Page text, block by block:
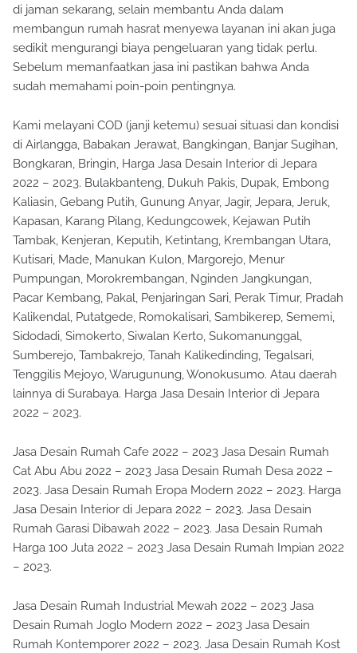
di jaman sekarang, selain membantu Anda dalam
membangun rumah hasrat menyewa layanan ini akan juga
sedikit mengurangi biaya pengeluaran yang tidak perlu.
Sebelum memanfaatkan jasa ini pastikan bahwa Anda
sudah memahami poin-poin pentingnya.
Kami melayani COD (janji ketemu) sesuai situasi dan kondisi
di Airlangga, Babakan Jerawat, Bangkingan, Banjar Sugihan,
Bongkaran, Bringin, Harga Jasa Desain Interior di Jepara
2022 – 2023. Bulakbanteng, Dukuh Pakis, Dupak, Embong
Kaliasin, Gebang Putih, Gunung Anyar, Jagir, Jepara, Jeruk,
Kapasan, Karang Pilang, Kedungcowek, Kejawan Putih
Tambak, Kenjeran, Keputih, Ketintang, Krembangan Utara,
Kutisari, Made, Manukan Kulon, Margorejo, Menur
Pumpungan, Morokrembangan, Nginden Jangkungan,
Pacar Kembang, Pakal, Penjaringan Sari, Perak Timur, Pradah
Kalikendal, Putatgede, Romokalisari, Sambikerep, Sememi,
Sidodadi, Simokerto, Siwalan Kerto, Sukomanunggal,
Sumberejo, Tambakrejo, Tanah Kalikedinding, Tegalsari,
Tenggilis Mejoyo, Warugunung, Wonokusumo. Atau daerah
lainnya di Surabaya. Harga Jasa Desain Interior di Jepara
2022 – 2023.
Jasa Desain Rumah Cafe 2022 – 2023 Jasa Desain Rumah
Cat Abu Abu 2022 – 2023 Jasa Desain Rumah Desa 2022 –
2023. Jasa Desain Rumah Eropa Modern 2022 – 2023. Harga
Jasa Desain Interior di Jepara 2022 – 2023. Jasa Desain
Rumah Garasi Dibawah 2022 – 2023. Jasa Desain Rumah
Harga 100 Juta 2022 – 2023 Jasa Desain Rumah Impian 2022
– 2023.
Jasa Desain Rumah Industrial Mewah 2022 – 2023 Jasa
Desain Rumah Joglo Modern 2022 – 2023 Jasa Desain
Rumah Kontemporer 2022 – 2023. Jasa Desain Rumah Kost